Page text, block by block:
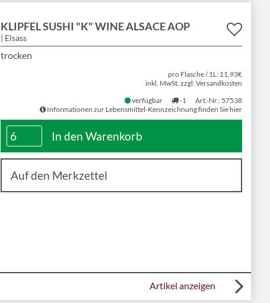
KLIPFEL SUSHI "K" WINE ALSACE AOP
| Elsass
trocken
pro Flasche / 1L: 11,93€
inkl. MwSt. zzgl. Versandkosten
verfügbar
-1
Art.-Nr.: 57538
Informationen zur Lebensmittel-Kennzeichnung finden Sie hier
Artikel anzeigen